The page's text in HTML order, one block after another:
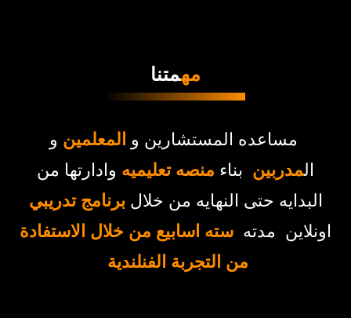
مهمتنا
مساعده المستشارين و المعلمين و
المدربين بناء منصه تعليميه وادارتها من
البدايه حتى النهايه من خلال برنامج تدريبي
اونلاين مدته سته اسابيع من خلال الاستفادة
من التجربة الفنلندية